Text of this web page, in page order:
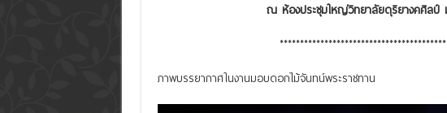
ณ ห้องประชุมใหญ่วิทยาลัยดุริยางคศิลป์
ภาพบรรยากาศในงานมอบดอกไม้จันทน์พระราชทาน